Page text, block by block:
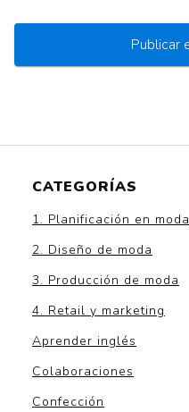
CATEGORÍAS
1. Planificación en moda
2. Diseño de moda
3. Producción de moda
4. Retail y marketing
Aprender inglés
Colaboraciones
Confección